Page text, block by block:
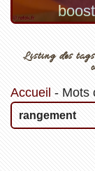
Listing des
Accueil - Mots
rangement